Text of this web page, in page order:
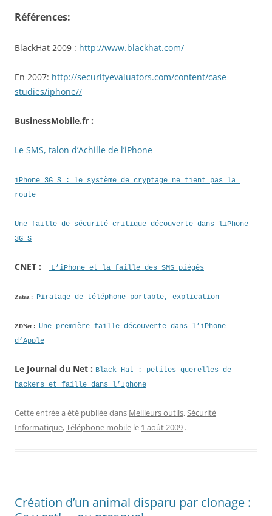
Références:
BlackHat 2009 : http://www.blackhat.com/
En 2007: http://securityevaluators.com/content/case-
studies/iphone//
BusinessMobile.fr :
Le SMS, talon d’Achille de l’iPhone
iPhone 3G S : le système de cryptage ne tient pas la
route
Une faille de sécurité critique découverte dans liPhone
3G S
CNET : L’iPhone et la faille des SMS piégés
Zataz : Piratage de téléphone portable, explication
ZDNet : Une première faille découverte dans l’iPhone
d’Apple
Le Journal du Net : Black Hat : petites querelles de
hackers et faille dans l’Iphone
Cette entrée a été publiée dans Meilleurs outils,Sécurité
Informatique,Téléphone mobile le 1 août 2009 .
Création d’un animal disparu par clonage :